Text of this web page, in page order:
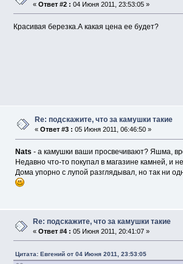
«Ответ #2 : 04 Июня 2011, 23:53:05 »
Красивая березка.А какая цена ее будет?
Re: подскажите, что за камушки такие
«Ответ #3 : 05 Июня 2011, 06:46:50 »
Nats - а камушки ваши просвечивают? Яшма,
Недавно что-то покупал в магазине камней, и
Дома упорно с лупой разглядывал, но так ни
Re: подскажите, что за камушки такие
«Ответ #4 : 05 Июня 2011, 20:41:07 »
Цитата: Евгений от 04 Июня 2011, 23:53:05